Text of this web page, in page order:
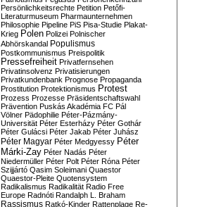
Persönlichkeitsrechte Petition Petőfi-
Literaturmuseum Pharmaunternehmen
Philosophie Pipeline PiS Pisa-Studie Plakat-
Krieg Polen Polizei Polnischer
Abhörskandal Populismus
Postkommunismus Preispolitik
Pressefreiheit Privatfernsehen
Privatinsolvenz Privatisierungen
Privatkundenbank Prognose Propaganda
Prostitution Protektionismus Protest
Prozess Prozesse Präsidentschaftswahl
Prävention Puskás Akadémia FC Pál
Völner Pädophilie Péter-Pázmány-
Universität Péter Esterházy Péter Gothár
Péter Gulácsi Péter Jakab Péter Juhász
Péter Magyar Péter Medgyessy Péter
Márki-Zay Péter Nadás Péter
Niedermüller Péter Polt Péter Róna Péter
Szijjártó Qasim Soleimani Quaestor
Quaestor-Pleite Quotensystem
Radikalismus Radikalität Radio Free
Europe Radnóti Randalph L. Braham
Rassismus Ratkó-Kinder Rattenplage Re-